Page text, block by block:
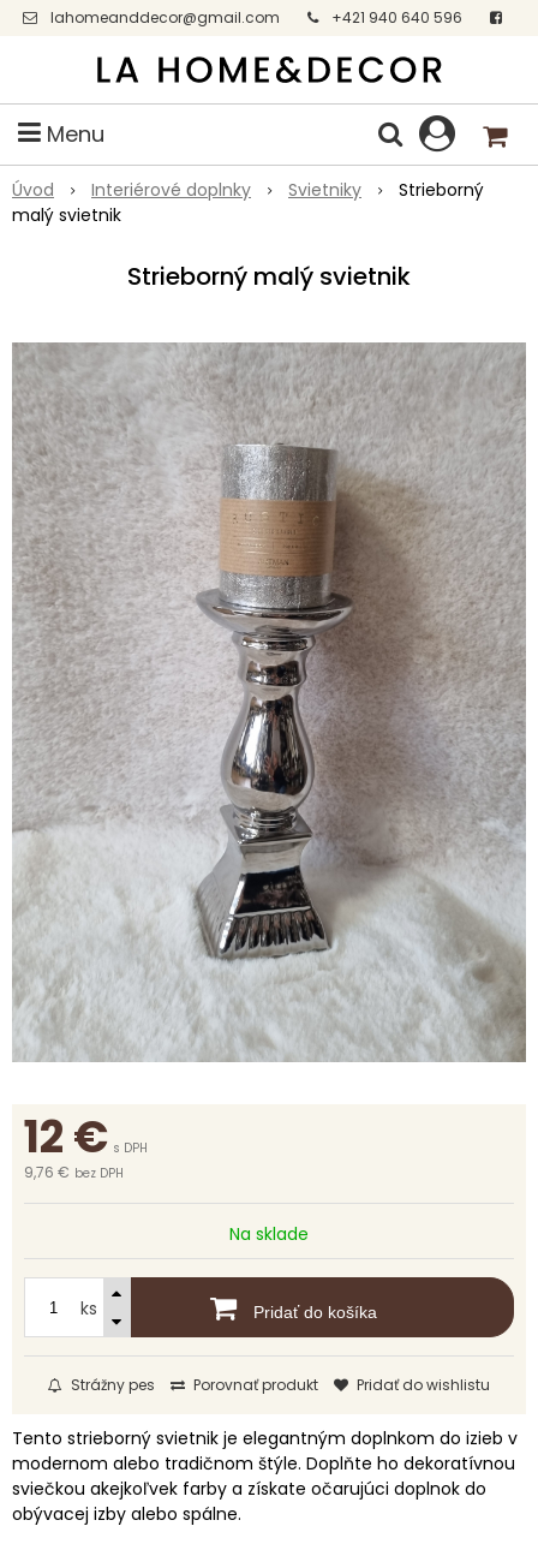
lahomeanddecor@gmail.com
+421 940 640 596
Facebook
Menu
Úvod Interiérové doplnky Svietniky
Strieborný
malý svietnik
Strieborný malý svietnik
12€ s DPH
9,76 € bez DPH
Na sklade
ks Pridať do košíka
Strážny pes Porovnať produkt Pridať do wishlistu
Tento strieborný svietnik je elegantným doplnkom do izieb v
modernom alebo tradičnom štýle. Doplňte ho dekoratívnou
sviečkou akejkoľvek farby a získate očarujúci doplnok do
obývacej izby alebo spálne.